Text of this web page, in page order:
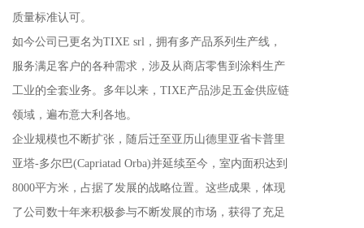
质量标准认可。
如今公司已更名为TIXE srl，拥有多产品系列生产线，
服务满足客户的各种需求，涉及从商店零售到涂料生产
工业的全套业务。多年以来，TIXE产品涉足五金供应链
领域，遍布意大利各地。
企业规模也不断扩张，随后迁至亚历山德里亚省卡普里
亚塔-多尔巴(Capriatad Orba)并延续至今，室内面积达到
8000平方米，占据了发展的战略位置。这些成果，体现
了公司数十年来积极参与不断发展的市场，获得了充足